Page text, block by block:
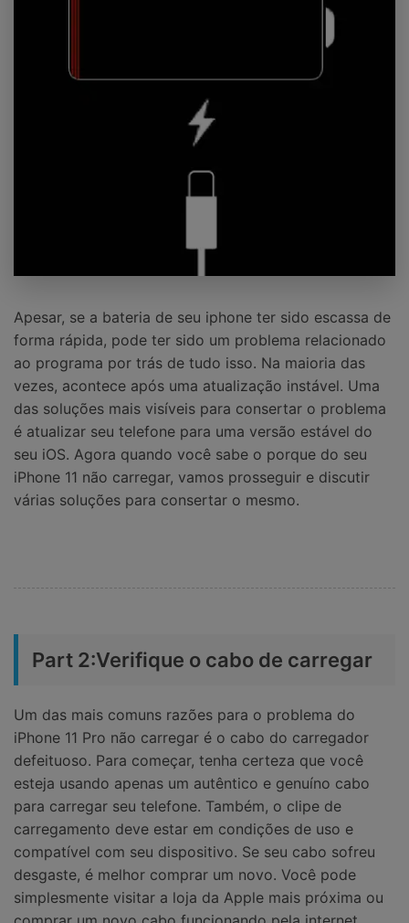
Apesar, se a bateria de seu iphone ter sido escassa de
forma rápida, pode ter sido um problema relacionado
ao programa por trás de tudo isso. Na maioria das
vezes, acontece após uma atualização instável. Uma
das soluções mais visíveis para consertar o problema
é atualizar seu telefone para uma versão estável do
seu iOS. Agora quando você sabe o porque do seu
iPhone 11 não carregar, vamos prosseguir e discutir
várias soluções para consertar o mesmo.
Part 2:Verifique o cabo de carregar
Um das mais comuns razões para o problema do
iPhone 11 Pro não carregar é o cabo do carregador
defeituoso. Para começar, tenha certeza que você
esteja usando apenas um autêntico e genuíno cabo
para carregar seu telefone. Também, o clipe de
carregamento deve estar em condições de uso e
compatível com seu dispositivo. Se seu cabo sofreu
desgaste, é melhor comprar um novo. Você pode
simplesmente visitar a loja da Apple mais próxima ou